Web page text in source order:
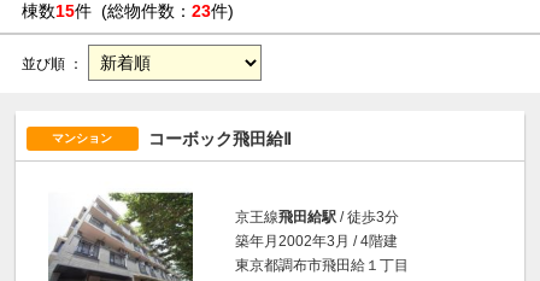
棟数15件 (総物件数： 23件)
並び順 ：
マンション コーボック飛田給Ⅱ
京王線飛田給駅 / 徒歩3分
築年月2002年3月 / 4階建
東京都調布市飛田給１丁目